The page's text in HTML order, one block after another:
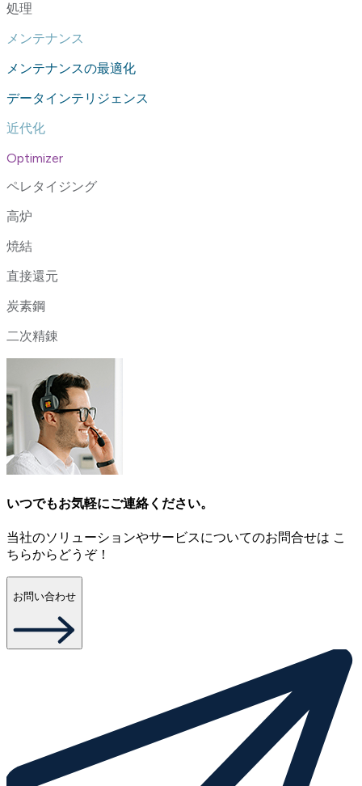
処理
メンテナンス
メンテナンスの最適化
データインテリジェンス
近代化
Optimizer
ペレタイジング
高炉
焼結
直接還元
炭素鋼
二次精錬
いつでもお気軽にご連絡ください。
当社のソリューションやサービスについてのお問合せは こ
ちらからどうぞ！
お問い合わせ